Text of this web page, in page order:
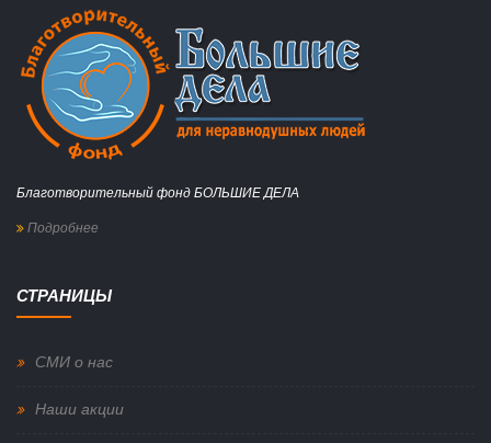
Благотворительный фонд БОЛЬШИЕ ДЕЛА
Подробнее
СТРАНИЦЫ
СМИ о нас
Наши акции